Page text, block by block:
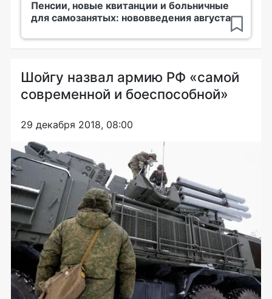
Пенсии, новые квитанции и больничные
для самозанятых: нововведения августа
Шойгу назвал армию РФ «самой
современной и боеспособной»
29 декабря 2018, 08:00